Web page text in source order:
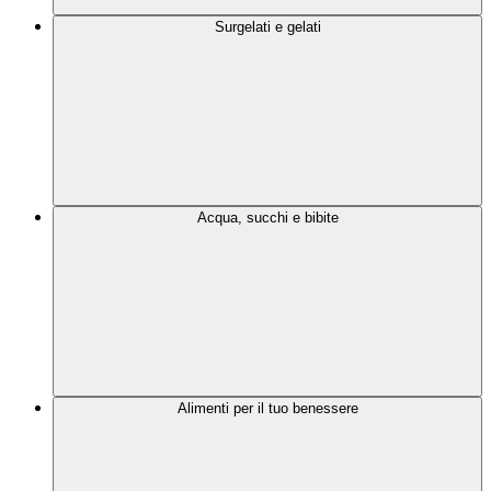
Surgelati e gelati
Acqua, succhi e bibite
Alimenti per il tuo benessere